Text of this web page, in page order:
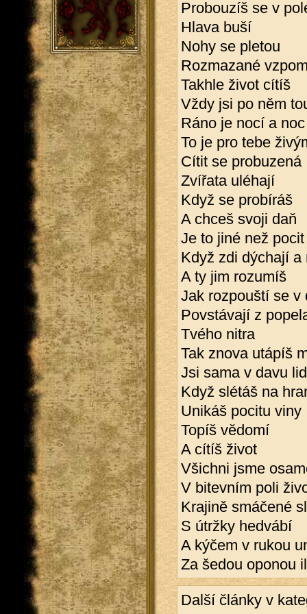
Probouzíš se v
Hlava buší
Nohy se pletou
Rozmazané
Takhle život cítíš
Vždy jsi po něm
Ráno je nocí a
To je pro tebe
Cítit se probuzená
Zvířata uléhají
Když se probíráš
A chceš svoji daň
Je to jiné než pocit
Když zdi dýchají a
A ty jim rozumíš
Jak rozpouští se v
Povstávají z
Tvého nitra
Tak znova utápíš
Jsi sama v davu
Když slétáš na
Unikáš pocitu viny
Topíš vědomí
A cítíš život
Všichni jsme
V bitevním poli
Krajině smáčené
S útržky hedvábí
A kýčem v rukou
Za šedou oponou
Další články v